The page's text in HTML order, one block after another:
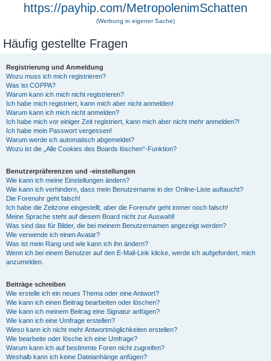
https://payhip.com/MetropolenimSchatten
(Werbung in eigener Sache)
Häufig gestellte Fragen
Registrierung und Anmeldung
Wozu muss ich mich registrieren?
Was ist COPPA?
Warum kann ich mich nicht registrieren?
Ich habe mich registriert, kann mich aber nicht anmelden!
Warum kann ich mich nicht anmelden?
Ich habe mich vor einiger Zeit registriert, kann mich aber nicht mehr anmelden?!
Ich habe mein Passwort vergessen!
Warum werde ich automatisch abgemeldet?
Wozu ist die „Alle Cookies des Boards löschen“-Funktion?
Benutzerpräferenzen und -einstellungen
Wie kann ich meine Einstellungen ändern?
Wie kann ich verhindern, dass mein Benutzername in der Online-Liste auftaucht?
Die Forenuhr geht falsch!
Ich habe die Zeitzone eingestellt, aber die Forenuhr geht immer noch falsch!
Meine Sprache steht auf diesem Board nicht zur Auswahl!
Was sind das für Bilder, die bei meinem Benutzernamen angezeigt werden?
Wie verwende ich einen Avatar?
Was ist mein Rang und wie kann ich ihn ändern?
Wenn ich bei einem Benutzer auf den E-Mail-Link klicke, werde ich aufgefordert, mich
anzumelden.
Beiträge schreiben
Wie erstelle ich ein neues Thema oder eine Antwort?
Wie kann ich einen Beitrag bearbeiten oder löschen?
Wie kann ich meinem Beitrag eine Signatur anfügen?
Wie kann ich eine Umfrage erstellen?
Wieso kann ich nicht mehr Antwortmöglichkeiten erstellen?
Wie bearbeite oder lösche ich eine Umfrage?
Warum kann ich auf bestimmte Foren nicht zugreifen?
Weshalb kann ich keine Dateianhänge anfügen?